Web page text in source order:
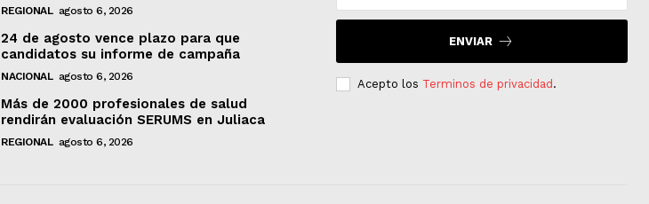
REGIONAL agosto 6, 2026
24 de agosto vence plazo para que
candidatos su informe de campaña
NACIONAL agosto 6, 2026
Más de 2000 profesionales de salud
rendirán evaluación SERUMS en Juliaca
REGIONAL agosto 6, 2026
ENVIAR
Acepto los Terminos de privacidad .